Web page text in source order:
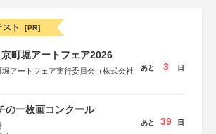
ト [PR]
町堀アートフェア2026
アートフェア実行委員会（株式会社
あと 3 日
の一枚画コンクール
あと 39 日